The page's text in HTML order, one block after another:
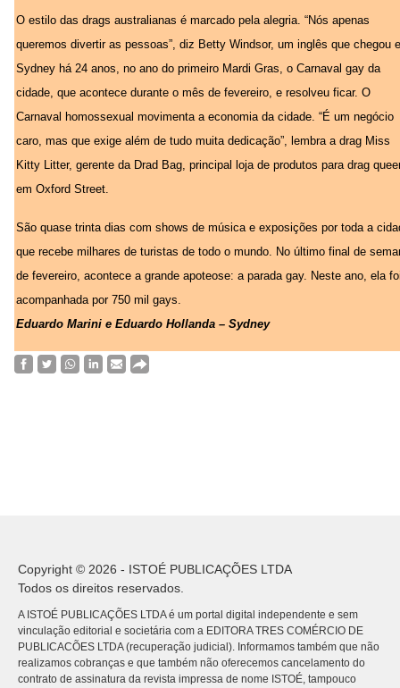
O estilo das drags australianas é marcado pela alegria. “Nós apenas
queremos divertir as pessoas”, diz Betty Windsor, um inglês que chegou
Sydney há 24 anos, no ano do primeiro Mardi Gras, o Carnaval gay da
cidade, que acontece durante o mês de fevereiro, e resolveu ficar. O
Carnaval homossexual movimenta a economia da cidade. “É um negócio
caro, mas que exige além de tudo muita dedicação”, lembra a drag Miss
Kitty Litter, gerente da Drad Bag, principal loja de produtos para drag
em Oxford Street.
São quase trinta dias com shows de música e exposições por toda a
que recebe milhares de turistas de todo o mundo. No último final de
de fevereiro, acontece a grande apoteose: a parada gay. Neste ano, ela
acompanhada por 750 mil gays.
Eduardo Marini e Eduardo Hollanda – Sydney
Copyright © 2026 - ISTOÉ PUBLICAÇÕES LTDA
Todos os direitos reservados.
A ISTOÉ PUBLICAÇÕES LTDA é um portal digital independente e sem
vinculação editorial e societária com a EDITORA TRES COMÉRCIO DE
PUBLICACÕES LTDA (recuperação judicial). Informamos também que não
realizamos cobranças e que também não oferecemos cancelamento do
contrato de assinatura da revista impressa de nome ISTOÉ, tampouco